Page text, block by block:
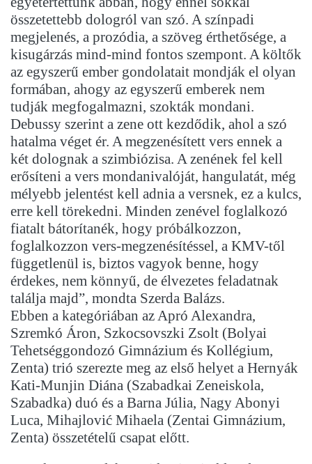
összetettebb dologról van szó. A színpadi
megjelenés, a prozódia, a szöveg érthetősége, a
kisugárzás mind-mind fontos szempont. A költők
az egyszerű ember gondolatait mondják el olyan
formában, ahogy az egyszerű emberek nem
tudják megfogalmazni, szokták mondani.
Debussy szerint a zene ott kezdődik, ahol a szó
hatalma véget ér. A megzenésített vers ennek a
két dolognak a szimbiózisa. A zenének fel kell
erősíteni a vers mondanivalóját, hangulatát, még
mélyebb jelentést kell adnia a versnek, ez a kulcs,
erre kell törekedni. Minden zenével foglalkozó
fiatalt bátorítanék, hogy próbálkozzon,
foglalkozzon vers-megzenésítéssel, a KMV-től
függetlenül is, biztos vagyok benne, hogy
érdekes, nem könnyű, de élvezetes feladatnak
találja majd”, mondta Szerda Balázs.
Ebben a kategóriában az Apró Alexandra,
Szremkó Áron, Szkocsovszki Zsolt (Bolyai
Tehetséggondozó Gimnázium és Kollégium,
Zenta) trió szerezte meg az első helyet a Hernyák
Kati-Munjin Diána (Szabadkai Zeneiskola,
Szabadka) duó és a Barna Júlia, Nagy Abonyi
Luca, Mihajlović Mihaela (Zentai Gimnázium,
Zenta) összetételű csapat előtt.